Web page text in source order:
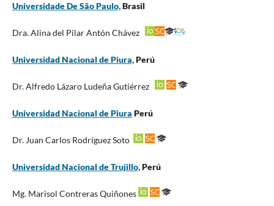
Universidade De São Paulo,Brasil
Dra. Alina del Pilar Antón Chávez
Universidad Nacional de Piura,Perú
Dr. Alfredo Lázaro Ludeña Gutiérrez
Universidad Nacional de Piura Perú
Dr. Juan Carlos Rodríguez Soto
Universidad Nacional de Trujillo,Perú
Mg. Marisol Contreras Quiñones